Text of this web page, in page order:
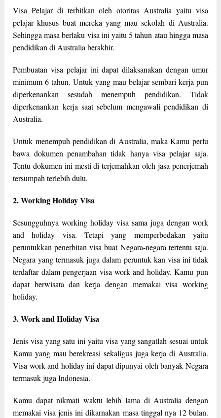
Visa Pelajar di terbitkan oleh otoritas Australia yaitu visa
pelajar khusus buat mereka yang mau sekolah di Australia.
Sehingga masa berlaku visa ini yaitu 5 tahun atau hingga masa
pendidikan di Australia berakhir.
Pembuatan visa pelajar ini dapat dilaksanakan dengan umur
minimum 6 tahun. Untuk yang mau belajar sembari kerja pun
diperkenankan sesudah menempuh pendidikan. Tidak
diperkenankan kerja saat sebelum mengawali pendidikan di
Australia.
Untuk menempuh pendidikan di Australia, maka Kamu perlu
bawa dokumen penambahan tidak hanya visa pelajar saja.
Tentu dokumen ini mesti di terjemahkan oleh jasa penerjemah
tersumpah terlebih dulu.
2. Working Holiday Visa
Sesungguhnya working holiday visa sama juga dengan work
and holiday visa. Tetapi yang memperbedakan yaitu
peruntukkan penerbitan visa buat Negara-negara tertentu saja.
Negara yang termasuk juga dalam peruntuk kan visa ini tidak
terdaftar dalam pengerjaan visa work and holiday. Kamu pun
dapat berwisata dan kerja dengan memakai visa working
holiday.
3. Work and Holiday Visa
Jenis visa yang satu ini yaitu visa yang sangatlah sesuai untuk
Kamu yang mau berekreasi sekaligus juga kerja di Australia.
Visa work and holiday ini dapat dipunyai oleh banyak Negara
termasuk juga Indonesia.
Kamu dapat nikmati waktu lebih lama di Australia dengan
memakai visa jenis ini dikarnakan masa tinggal nya 12 bulan.